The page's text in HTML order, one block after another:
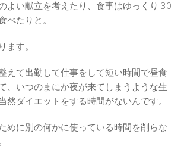
よい献立を考えたり、食事はゆっくり 30
べたりと。
ます。
えて出勤して仕事をして短い時間で昼食
、いつのまにか夜が来てしまうような生
然ダイエットをする時間がないんです。
めに別の何かに使っている時間を削らな